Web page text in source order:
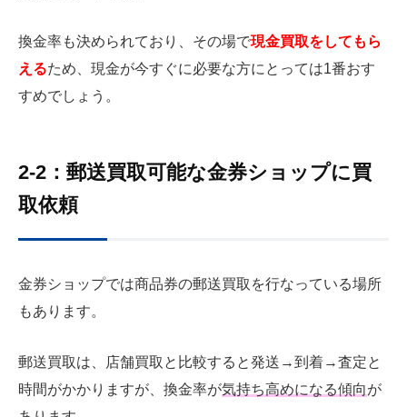
換金率も決められており、その場で現金買取をしてもら
えるため、現金が今すぐに必要な方にとっては1番おす
すめでしょう。
2-2：郵送買取可能な金券ショップに買
取依頼
金券ショップでは商品券の郵送買取を行なっている場所
もあります。
郵送買取は、店舗買取と比較すると発送→到着→査定と
時間がかかりますが、換金率が気持ち高めになる傾向が